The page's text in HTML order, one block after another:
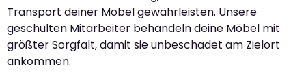
Transport deiner Möbel gewährleisten. Unsere
geschulten Mitarbeiter behandeln deine Möbel mit
größter Sorgfalt, damit sie unbeschadet am Zielort
ankommen.